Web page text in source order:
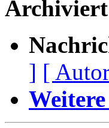
] [